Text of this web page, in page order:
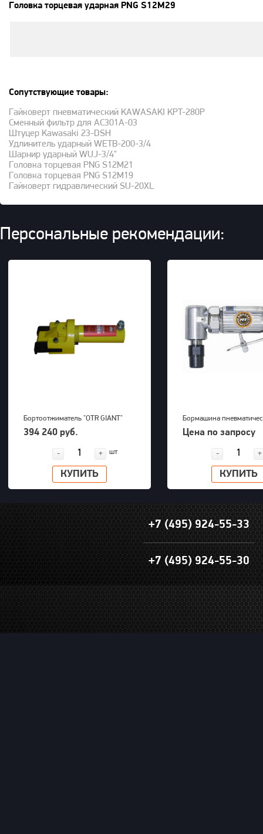
Головка торцевая ударная PNG S12M29
Сопутствующие товары:
Гайковерт пневматический KAWASAKI KPT-280P
Сменный фильтр для AC301A-03
Штуцер Kawasaki 23-DSH
Удлинитель ударный WETB-200-3/4
Шарнир ударный WUJ-3/4"
Головка торцевая PNG S12M21
Головка торцевая PNG S12M19
Гайковерт гидравлический SU-20XL
Персональные рекомендации:
Бортоотжиматель "OTR GIANT"
(39-63") для 5-ти составных
394 240 руб.
- + шт
КУПИТЬ
Бормашина
Kawasaki KPT-26DGBS
Цена по запросу
- +
КУПИТЬ
+7 (495) 924-55-33
+7 (495) 924-55-30